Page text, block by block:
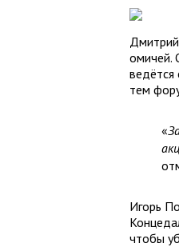
омичей.
ведётся
тем
«
Игорь
чтобы